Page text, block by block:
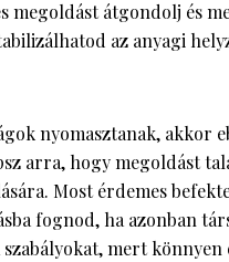
megoldást átgondolj és
az anyagi
nyomasztanak, akkor
arra, hogy megoldást
Most érdemes
fognod, ha azonban
szabályokat, mert